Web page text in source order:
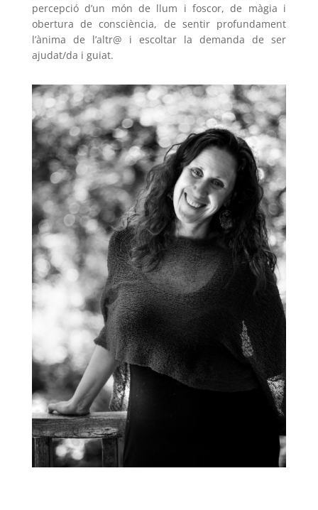
percepció d’un món de llum i foscor, de màgia i
obertura de consciència, de sentir profundament
l’ànima de l’altr@ i escoltar la demanda de ser
ajudat/da i guiat.